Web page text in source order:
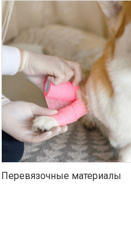
Перевязочные материалы